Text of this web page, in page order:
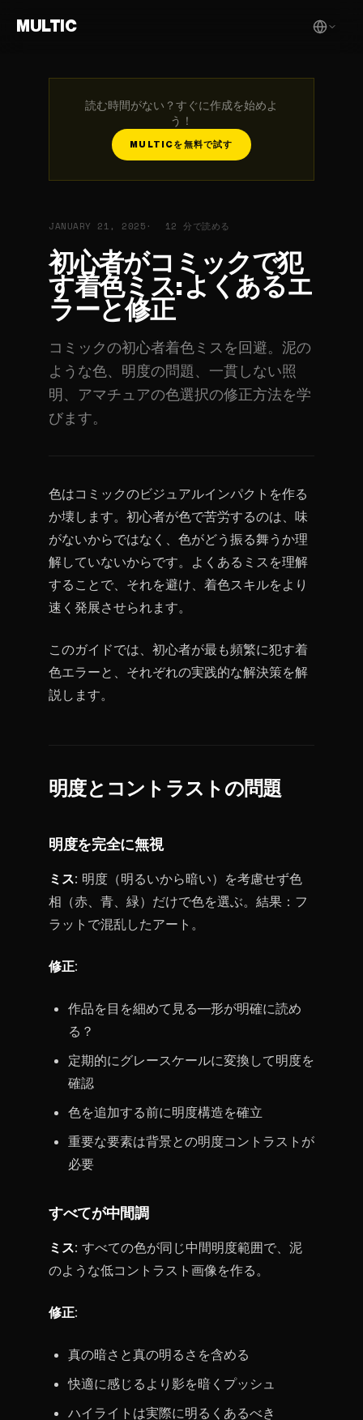
MULTIC
読む時間がない？すぐに作成を始めよ
う！
MULTICを無料で試す
JANUARY 21, 2025 12 分で読める
初心者がコミックで犯
す着色ミス: よくあるエ
ラーと修正
コミックの初心者着色ミスを回避。泥の
ような色、明度の問題、一貫しない照
明、アマチュアの色選択の修正方法を学
びます。
色はコミックのビジュアルインパクトを作る
か壊します。初心者が色で苦労するのは、味
がないからではなく、色がどう振る舞うか理
解していないからです。よくあるミスを理解
することで、それを避け、着色スキルをより
速く発展させられます。
このガイドでは、初心者が最も頻繁に犯す着
色エラーと、それぞれの実践的な解決策を解
説します。
明度とコントラストの問題
明度を完全に無視
ミス: 明度（明るいから暗い）を考慮せず色
相（赤、青、緑）だけで色を選ぶ。結果：フ
ラットで混乱したアート。
修正:
作品を目を細めて見る—形が明確に読め
る？
定期的にグレースケールに変換して明度を
確認
色を追加する前に明度構造を確立
重要な要素は背景との明度コントラストが
必要
すべてが中間調
ミス: すべての色が同じ中間明度範囲で、泥
のような低コントラスト画像を作る。
修正:
真の暗さと真の明るさを含める
快適に感じるより影を暗くプッシュ
ハイライトは実際に明るくあるべき